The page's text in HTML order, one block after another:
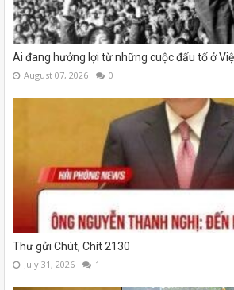
Ai đang hưởng lợi từ những cuộc đấu tố ở
August 07, 2026 0
Thư gửi Chút, Chít 2130
July 31, 2026 1